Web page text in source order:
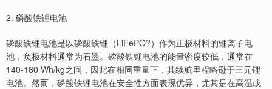
2. 磷酸铁锂电池
磷酸铁锂电池是以磷酸铁锂（LiFePO?）作为正极材料的锂离子电
池，负极材料通常为石墨。磷酸铁锂电池的能量密度较低，通常在
140-180 Wh/kg之间，因此在相同重量下，其续航里程略逊于三元锂
电池。然而，磷酸铁锂电池在安全性方面表现优异，尤其是在高温或